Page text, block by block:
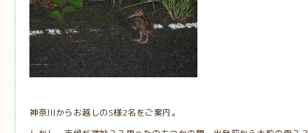
神奈川からお越しのS様2名をご案内。